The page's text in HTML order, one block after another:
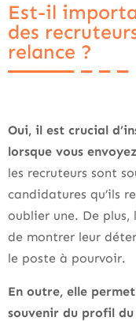
Est-il
des
relance ?
Oui, il est crucial
lorsque vous
les recruteurs sont
candidatures qu’ils
oublier une. De
de montrer leur
le poste à pourvoir.
En outre, elle
souvenir du profil